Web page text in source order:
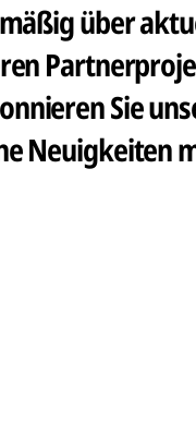
über
Sie
Neuigkeiten